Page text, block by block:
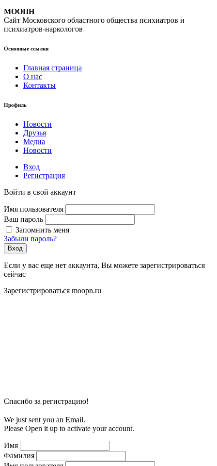
МООПН
Сайт Московского областного общества психиатров и
психиатров-наркологов
Основные ссылки
Главная страница
О нас
Контакты
Профиль
Новости
Друзья
Медиа
Новости
Вход
Регистрация
Войти в свой аккаунт
Имя пользователя
Ваш пароль
Запомнить меня
Забыли пароль?
Вход
Если у вас еще нет аккаунта, Вы можете зарегистрироваться
сейчас
Зарегистрироваться moopn.ru
Спасибо за регистрацию!
We just sent you an Email.
Please Open it up to activate your account.
Имя
Фамилия